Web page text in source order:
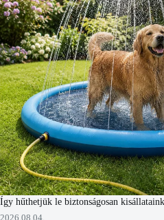
Így hűthetjük le biztonságosan
2026.08.04.